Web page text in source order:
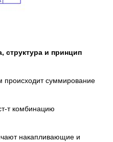
структура и принцип
суммирование
т комбинацию
накапливающие и